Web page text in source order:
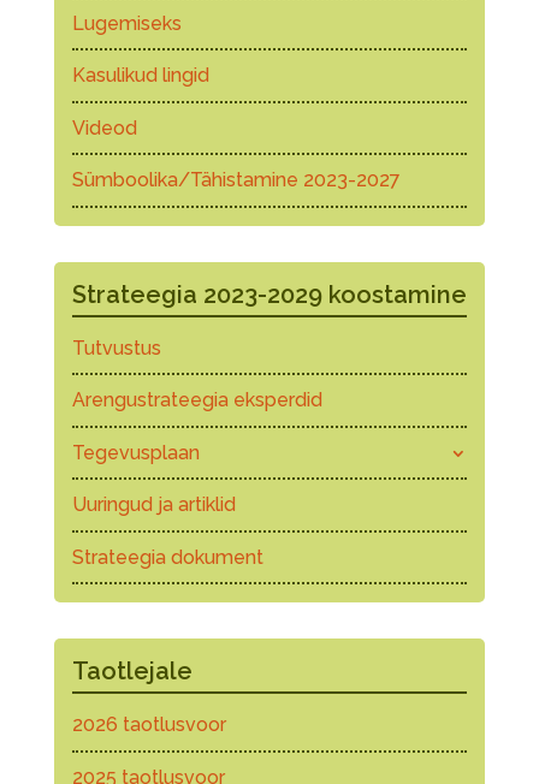
Lugemiseks
Kasulikud lingid
Videod
Sümboolika/Tähistamine 2023-2027
Strateegia 2023-2029 koostamine
Tutvustus
Arengustrateegia eksperdid
Tegevusplaan
Uuringud ja artiklid
Strateegia dokument
Taotlejale
2026 taotlusvoor
2025 taotlusvoor